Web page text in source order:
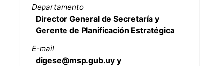
Departamento
Director General de Secretaría y
Gerente de Planificación Estratégica
E-mail
digese@msp.gub.uy y